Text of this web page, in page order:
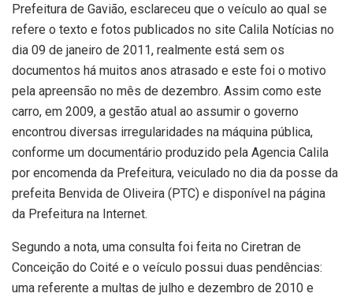
Prefeitura de Gavião, esclareceu que o veículo ao qual se
refere o texto e fotos publicados no site Calila Notícias no
dia 09 de janeiro de 2011, realmente está sem os
documentos há muitos anos atrasado e este foi o motivo
pela apreensão no mês de dezembro. Assim como este
carro, em 2009, a gestão atual ao assumir o governo
encontrou diversas irregularidades na máquina pública,
conforme um documentário produzido pela Agencia Calila
por encomenda da Prefeitura, veiculado no dia da posse da
prefeita Benvida de Oliveira (PTC) e disponível na página
da Prefeitura na Internet.
Segundo a nota, uma consulta foi feita no Ciretran de
Conceição do Coité e o veículo possui duas pendências:
uma referente a multas de julho e dezembro de 2010 e